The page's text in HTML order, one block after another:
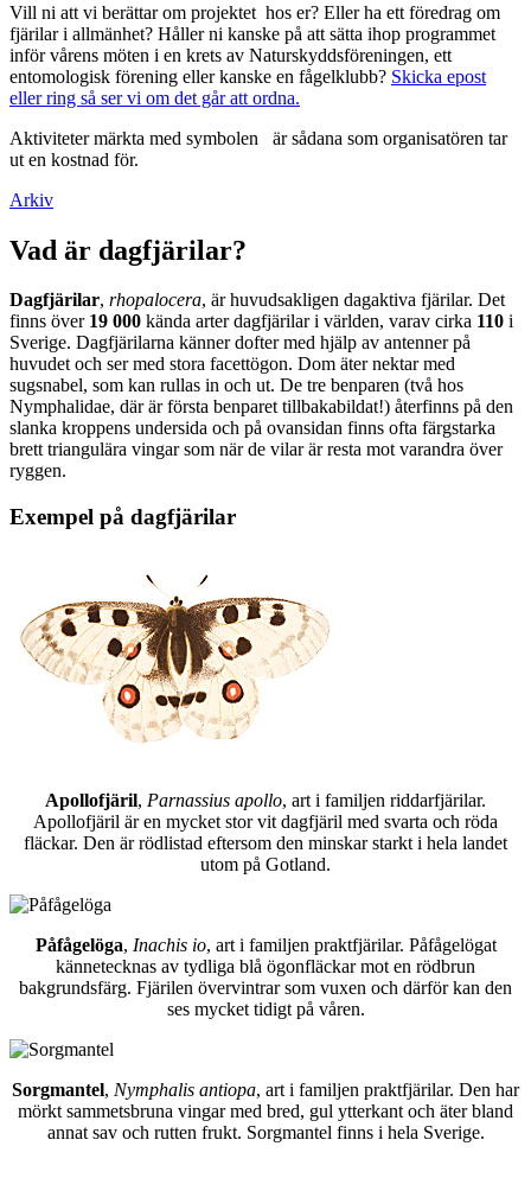
Vill ni att vi berättar om projektet hos er? Eller ha ett föredrag om
fjärilar i allmänhet? Håller ni kanske på att sätta ihop programmet
inför vårens möten i en krets av Naturskyddsföreningen, ett
entomologisk förening eller kanske en fågelklubb? Skicka epost
eller ring så ser vi om det går att ordna.
Aktiviteter märkta med symbolen
är sådana som organisatören tar
ut en kostnad för.
Arkiv
Vad är dagfjärilar?
Dagfjärilar, rhopalocera, är huvudsakligen dagaktiva fjärilar. Det
finns över 19 000 kända arter dagfjärilar i världen, varav cirka 110 i
Sverige. Dagfjärilarna känner dofter med hjälp av antenner på
huvudet och ser med stora facettögon. Dom äter nektar med
sugsnabel, som kan rullas in och ut. De tre benparen (två hos
Nymphalidae, där är första benparet tillbakabildat!) återfinns på den
slanka kroppens undersida och på ovansidan finns ofta färgstarka
brett triangulära vingar som när de vilar är resta mot varandra över
ryggen.
Exempel på dagfjärilar
Apollofjäril, Parnassius apollo, art i familjen riddarfjärilar.
Apollofjäril är en mycket stor vit dagfjäril med svarta och röda
fläckar. Den är rödlistad eftersom den minskar starkt i hela landet
utom på Gotland.
Påfågelöga, Inachis io, art i familjen praktfjärilar. Påfågelögat
kännetecknas av tydliga blå ögonfläckar mot en rödbrun
bakgrundsfärg. Fjärilen övervintrar som vuxen och därför kan den
ses mycket tidigt på våren.
Sorgmantel, Nymphalis antiopa, art i familjen praktfjärilar. Den har
mörkt sammetsbruna vingar med bred, gul ytterkant och äter bland
annat sav och rutten frukt. Sorgmantel finns i hela Sverige.